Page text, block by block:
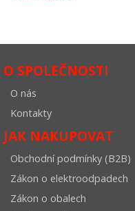
O SPOLEČNOSTI
O nás
Kontakty
JAK NAKUPOVAT
Obchodní podmínky (B2B)
Zákon o elektroodpadech
Zákon o obalech